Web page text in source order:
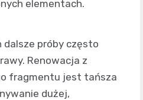
elementach.
dalsze próby często
Renowacja z
fragmentu jest tańsza
dużej,